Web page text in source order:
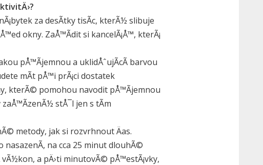
za desÃ­tky tisÃ­c, kterÃ½ slibuje
okny. ZaÅ™Ã­dit si kancelÃ¡Å™, kterÃ¡
pÅ™Ã­jemnou a uklidÅˆujÃ­cÃ­ barvou
mÃ­t pÅ™i prÃ¡ci dostatek
kterÃ© pomohou navodit pÅ™Ã­jemnou
stÅ¯l jen s tÃ­m
metody, jak si rozvrhnout Äas.
nasazenÃ­, na cca 25 minut dlouhÃ©
vÃ½kon, a pÄ›ti minutovÃ© pÅ™estÃ¡vky,